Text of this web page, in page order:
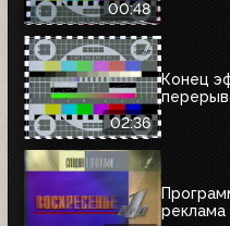
00:48
02:36
Конец